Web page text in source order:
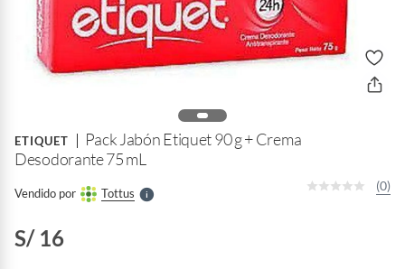
ETIQUET
Pack Jabón Etiquet 90 g + Crema
Desodorante 75 mL
Vendido por TottusS
l
l
e
o
(0)
S/ 16